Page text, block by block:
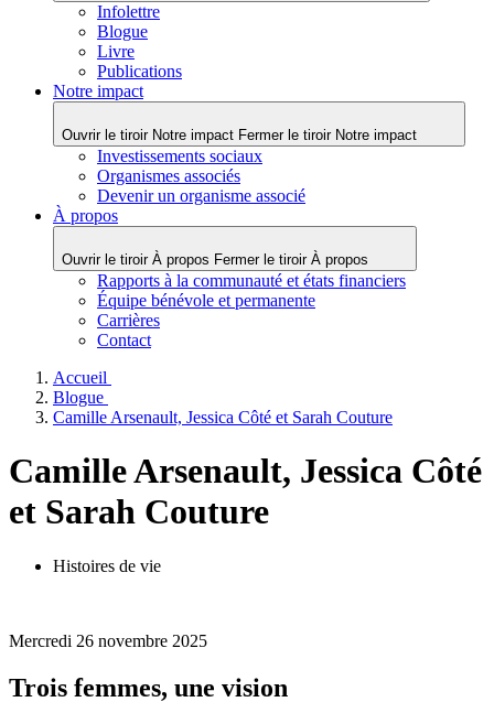
Infolettre
Blogue
Livre
Publications
Notre impact
Ouvrir le tiroir Notre impact Fermer le tiroir Notre impact
Investissements sociaux
Organismes associés
Devenir un organisme associé
À propos
Ouvrir le tiroir À propos Fermer le tiroir À propos
Rapports à la communauté et états financiers
Équipe bénévole et permanente
Carrières
Contact
Accueil
Blogue
Camille Arsenault, Jessica Côté et Sarah Couture
Camille Arsenault, Jessica Côté
et Sarah Couture
Histoires de vie
Mercredi 26 novembre 2025
Trois femmes, une vision